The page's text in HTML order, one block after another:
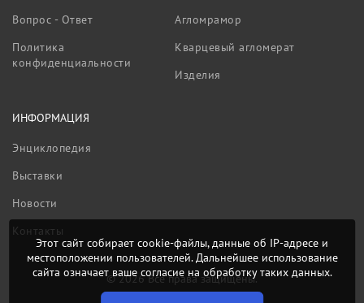
Вопрос - Ответ
Политика
конфиденциальности
Агломрамор
Кварцевый агломерат
Изделия
ИНФОРМАЦИЯ
Энциклопедия
Выставки
Новости
Контакты
© 2026 Все права защищены.
Этот сайт собирает cookie-файлы, данные об IP-адресе и
местоположении пользователей. Дальнейшее использование
сайта означает ваше согласие на обработку таких данных.